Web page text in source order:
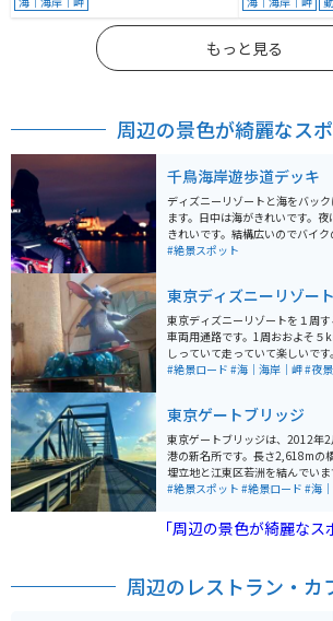
もっと見る
周辺の景色が綺麗なス
千鳥海岸遊歩道デッキ
ディズニーリゾートと海をバッ
ます。日中は海がきれいです。
きれいです。結構広いのでバイ
してる人もいます。ただ夜中騒ぎ
#絶景スポット
東京ディズニーリゾート
東京ディズニーリゾートを１周
車両用通路です。1周おおよそ５
しっていて走っていて楽しいで
道路に沿ってヤシの木が並んでお
#絶景ロード #海｜海岸｜岬#夜景
東京ゲートブリッジ
東京ゲートブリッジは、2012年
港の新名所です。長さ2,618mの
埋立地と江東区若洲を結んでい
跨ぐための航路制限や羽田空港の
ッジは、東京湾の新たなランド
ています。 若洲側からは橋上の
#絶景スポット #絶景ロード #海
「周辺の景色が綺麗な
周辺のレストラン・カ